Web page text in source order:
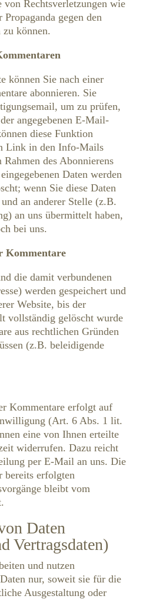
Rechtsverletzungen wie
gegen den
zu können.
können Sie nach einer
abonnieren. Sie
um zu prüfen,
angegebenen E-Mail-
diese Funktion
Link in den Info-Mails
des Abonnierens
Daten werden
wenn Sie diese Daten
an anderer Stelle (z.B.
an uns übermittelt haben,
bei uns.
Kommentare
die damit verbundenen
werden gespeichert und
Website, bis der
vollständig gelöscht wurde
aus rechtlichen Gründen
(z.B. beleidigende
Kommentare erfolgt auf
(Art. 6 Abs. 1 lit.
eine von Ihnen erteilte
widerrufen. Dazu reicht
per E-Mail an uns. Die
bereits erfolgten
bleibt vom
Daten
Vertragsdaten)
und nutzen
nur, soweit sie für die
Ausgestaltung oder